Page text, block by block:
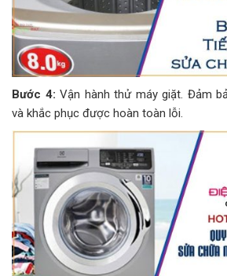
Bước 4: Vận hành thử máy giặt. Đảm
và khắc phục được hoàn toàn lỗi.